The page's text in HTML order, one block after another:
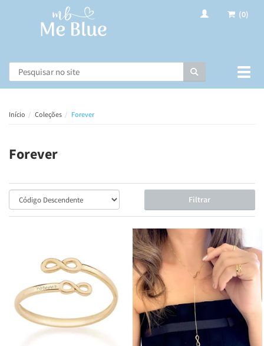
(0)
Busca
Início Coleções Forever
Forever
Filtrar